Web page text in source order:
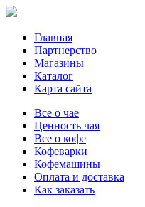
Главная
Партнерство
Магазины
Каталог
Карта сайта
Все о чае
Ценность чая
Все о кофе
Кофеварки
Кофемашины
Оплата и доставка
Как заказать